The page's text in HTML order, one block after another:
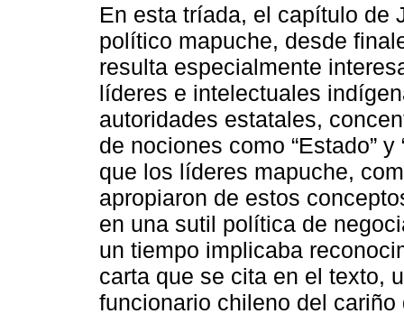
En esta tríada, el capítulo de
político mapuche, desde
resulta especialmente
líderes e intelectuales
autoridades estatales,
de nociones como “Estado”
que los líderes mapuche,
apropiaron de estos
en una sutil política de
un tiempo implicaba
carta que se cita en el texto,
funcionario chileno del